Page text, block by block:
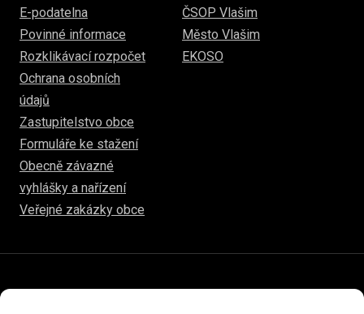
E-podatelna
Povinné informace
Rozklikávací rozpočet
Ochrana osobních
údajů
Zastupitelstvo obce
Formuláře ke stažení
Obecně závazné
vyhlášky a nařízení
Veřejné zakázky obce
ČSOP Vlašim
Město Vlašim
EKOSO